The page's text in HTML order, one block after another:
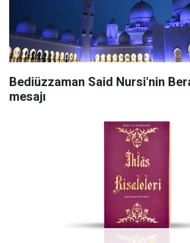
Bediüzzaman Said Nursi'nin
mesajı